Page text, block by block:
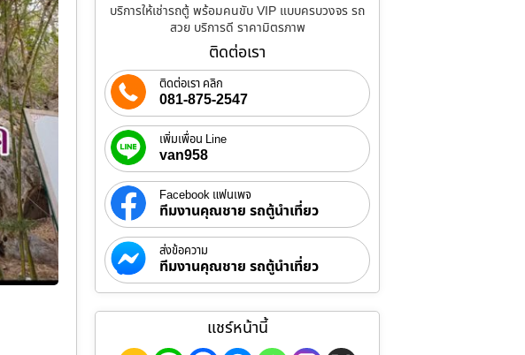
บริการให้เช่ารถตู้ พร้อมคนขับ VIP แบบครบวงจร รถ
สวย บริการดี ราคามิตรภาพ
ติดต่อเรา
ติดต่อเรา คลิก
081-875-2547
เพิ่มเพื่อน Line
van958
Facebook แฟนเพจ
ทีมงานคุณชาย รถตู้นำเที่ยว
ส่งข้อความ
ทีมงานคุณชาย รถตู้นำเที่ยว
แชร์หน้านี้